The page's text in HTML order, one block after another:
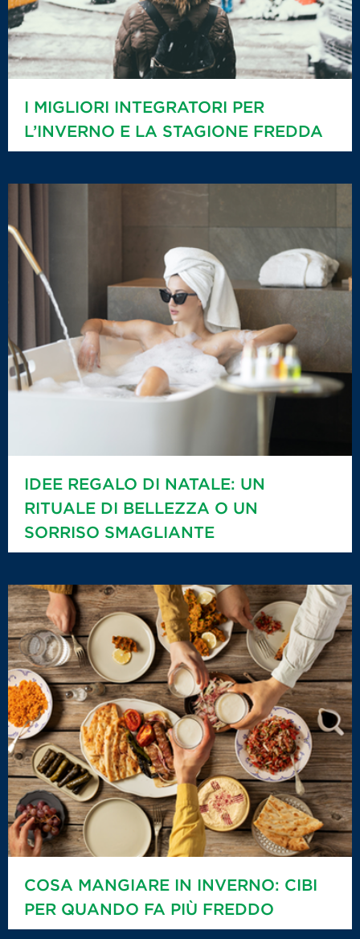
I MIGLIORI INTEGRATORI PER
L’INVERNO E LA STAGIONE FREDDA
IDEE REGALO DI NATALE: UN
RITUALE DI BELLEZZA O UN
SORRISO SMAGLIANTE
COSA MANGIARE IN INVERNO: CIBI
PER QUANDO FA PIÙ FREDDO